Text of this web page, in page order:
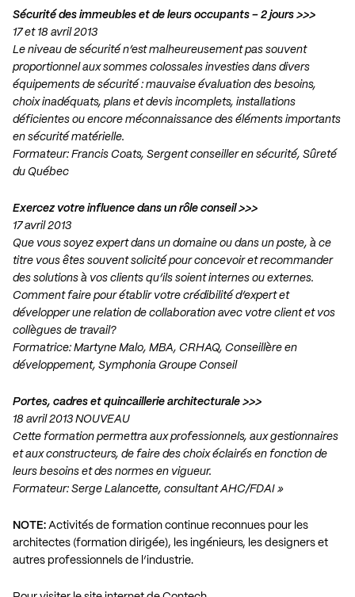
Sécurité des immeubles et de leurs occupants – 2 jours >>>
17 et 18 avril 2013
Le niveau de sécurité n’est malheureusement pas souvent
proportionnel aux sommes colossales investies dans divers
équipements de sécurité : mauvaise évaluation des besoins,
choix inadéquats, plans et devis incomplets, installations
déficientes ou encore méconnaissance des éléments importants
en sécurité matérielle.
Formateur: Francis Coats, Sergent conseiller en sécurité, Sûreté
du Québec
Exercez votre influence dans un rôle conseil >>>
17 avril 2013
Que vous soyez expert dans un domaine ou dans un poste, à ce
titre vous êtes souvent solicité pour concevoir et recommander
des solutions à vos clients qu’ils soient internes ou externes.
Comment faire pour établir votre crédibilité d’expert et
développer une relation de collaboration avec votre client et vos
collègues de travail?
Formatrice: Martyne Malo, MBA, CRHAQ, Conseillère en
développement, Symphonia Groupe Conseil
Portes, cadres et quincaillerie architecturale >>>
18 avril 2013 NOUVEAU
Cette formation permettra aux professionnels, aux gestionnaires
et aux constructeurs, de faire des choix éclairés en fonction de
leurs besoins et des normes en vigueur.
Formateur: Serge Lalancette, consultant AHC/FDAI »
NOTE: Activités de formation continue reconnues pour les
architectes (formation dirigée), les ingénieurs, les designers et
autres professionnels de l’industrie.